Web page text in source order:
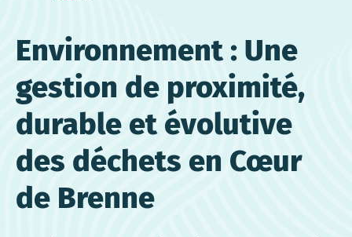
Environnement : Une
gestion de proximité,
durable et évolutive
des déchets en Cœur
de Brenne